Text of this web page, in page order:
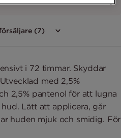
(7)
i 72 timmar. Skyddar
med 2,5%
2,5% pantenol för att lugna
Lätt att applicera, går
huden mjuk och smidig. För